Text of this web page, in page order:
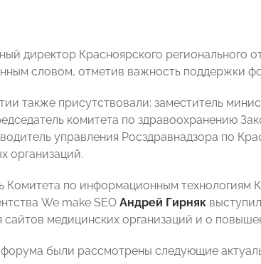
директор Красноярского
словом, отметив важность
также присутствовали: заместитель
комитета по здравоохранению
управления Росздравнадзора по
организаций.
Комитета по информационным
We make SEO Андрей Гирняк
медицинских организаций и о
были рассмотрены следующие